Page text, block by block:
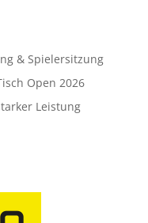
& Spielersitzung
Open 2026
Leistung